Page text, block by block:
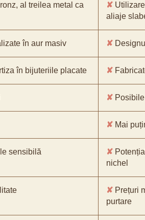
al treilea metal ca
✘
aliaje
în aur masiv ✘
în bijuteriile placate ✘
✘
✘ Mai
sensibilă ✘
nichel
✘ Prețuri
purtare